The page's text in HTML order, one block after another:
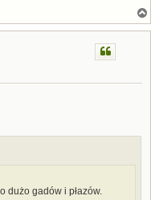
dużo gadów i płazów.